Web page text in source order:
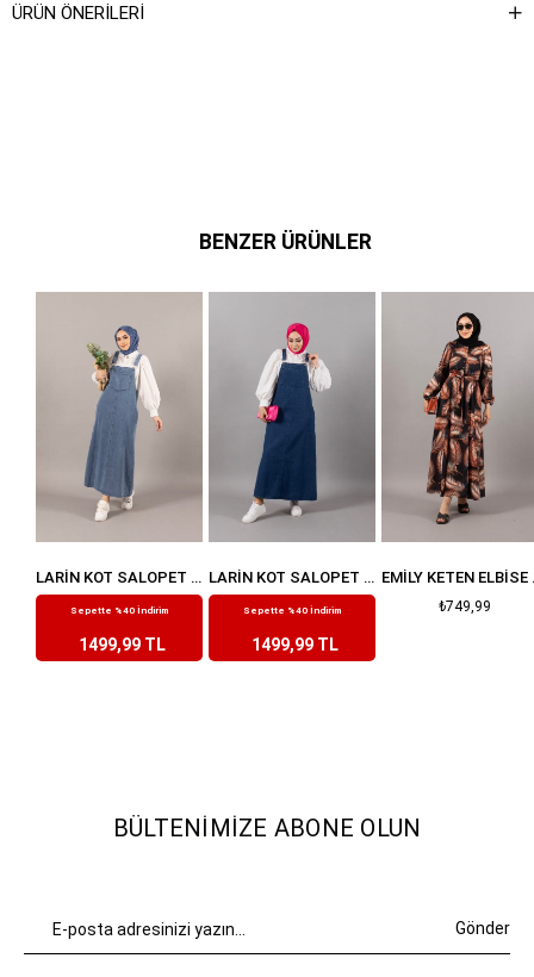
ÜRÜN ÖNERILERI
BENZER ÜRÜNLER
LARIN KOT SALOPET MAVI
₺2.499,99
Sepette %40 İndirim
1499,99 TL
LARIN KOT SALOPET LACIVERT
₺2.499,99
Sepette %40 İndirim
1499,99 TL
₺749,99
BÜLTENIMIZE ABONE OLUN
Gönder